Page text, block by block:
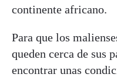
continente africano.
Para que los
queden cerca de sus
encontrar unas